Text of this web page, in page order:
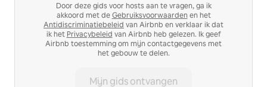
Door deze gids voor hosts aan te vragen, ga ik
akkoord met deGebruiksvoorwaarden en het
Antidiscriminatiebeleid van Airbnb en verklaar ik dat
ik het Privacybeleid van Airbnb heb gelezen. Ik geef
Airbnb toestemming om mijn contactgegevens met
het gebouw te delen.
Mijn gids ontvangen